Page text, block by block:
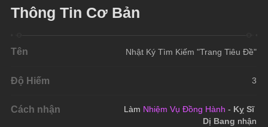
Thông Tin Cơ Bản
Tên Nhật Ký Tìm Kiếm "Trang Tiêu Đề"
Độ Hiếm 3
Cách nhận Làm Nhiệm Vụ Đồng Hành - Kỵ Sĩ
Dị Bang nhận